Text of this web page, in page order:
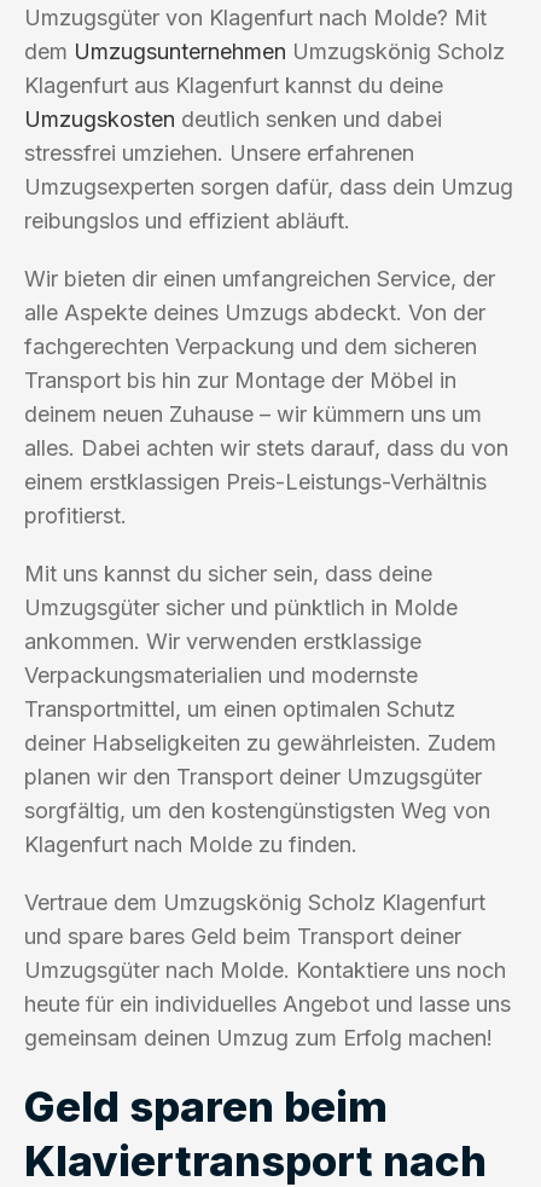
Umzugsgüter von Klagenfurt nach Molde? Mit
dem Umzugsunternehmen Umzugskönig Scholz
Klagenfurt aus Klagenfurt kannst du deine
Umzugskosten deutlich senken und dabei
stressfrei umziehen. Unsere erfahrenen
Umzugsexperten sorgen dafür, dass dein Umzug
reibungslos und effizient abläuft.
Wir bieten dir einen umfangreichen Service, der
alle Aspekte deines Umzugs abdeckt. Von der
fachgerechten Verpackung und dem sicheren
Transport bis hin zur Montage der Möbel in
deinem neuen Zuhause – wir kümmern uns um
alles. Dabei achten wir stets darauf, dass du von
einem erstklassigen Preis-Leistungs-Verhältnis
profitierst.
Mit uns kannst du sicher sein, dass deine
Umzugsgüter sicher und pünktlich in Molde
ankommen. Wir verwenden erstklassige
Verpackungsmaterialien und modernste
Transportmittel, um einen optimalen Schutz
deiner Habseligkeiten zu gewährleisten. Zudem
planen wir den Transport deiner Umzugsgüter
sorgfältig, um den kostengünstigsten Weg von
Klagenfurt nach Molde zu finden.
Vertraue dem Umzugskönig Scholz Klagenfurt
und spare bares Geld beim Transport deiner
Umzugsgüter nach Molde. Kontaktiere uns noch
heute für ein individuelles Angebot und lasse uns
gemeinsam deinen Umzug zum Erfolg machen!
Geld sparen beim
Klaviertransport nach